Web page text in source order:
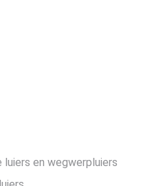
en wegwerpluiers